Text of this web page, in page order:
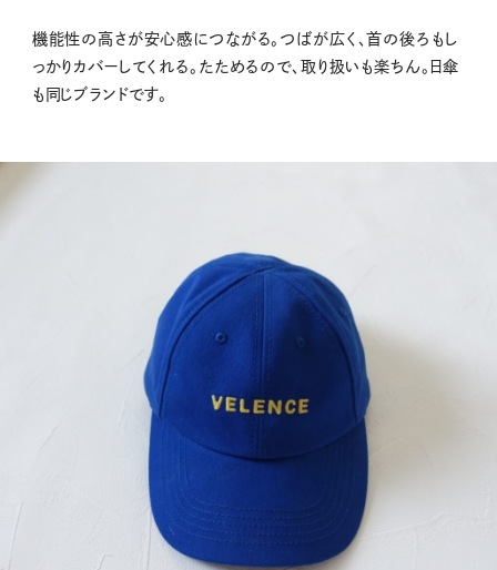
機能性の高さが安心感につながる。つばが広く、首の後ろもし
っかりカバーしてくれる。たためるので、取り扱いも楽ちん。日傘
も同じブランドです。